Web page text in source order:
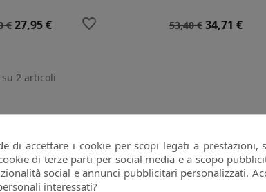
€ Prezzo
27,95 € favorite_border
Prezzo
53,40 € Prezzo
34,71 €
2 articoli
l'iscrizione in ogni momenti. A questo scopo, cerca le info di
legali.
di accettare i cookie per scopi legati a prestazioni,
di terze parti per social media e a scopo
social e annunci pubblicitari personalizzati.
interessati?